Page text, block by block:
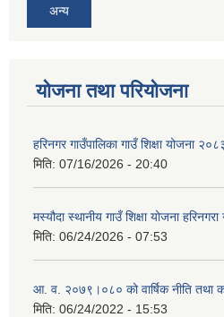
अन्य
योजना तथा परियोजना
हरिनगर गाउँपालिका गाउँ शिक्षा योजना
मिति: 07/16/2026 - 20:40
मस्यौदा स्थानीय गाउँ शिक्षा योजना हरिनगरा
मिति: 06/24/2026 - 07:53
आ. व. २०७९।०८० को वार्षिक नीति तथा
मिति: 06/24/2022 - 15:53